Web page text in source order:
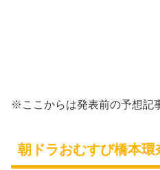
※ここからは発表前の予想記
朝ドラおむすび橋本環